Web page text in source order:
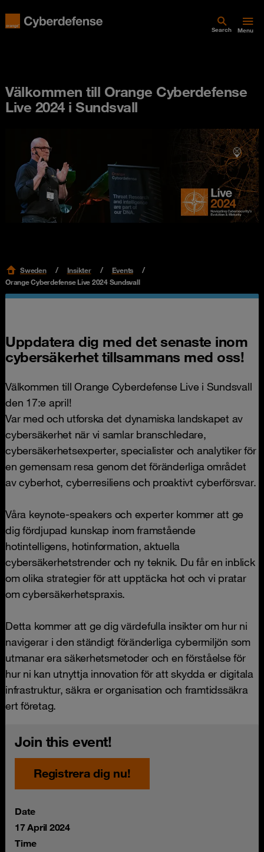
Search Menu
Välkommen till Orange Cyberdefense
Live 2024 i Sundsvall
Sweden Insikter
Events
Orange Cyberdefense Live 2024 Sundsvall
Uppdatera dig med det senaste inom
cybersäkerhet tillsammans med oss!
Välkommen till Orange Cyberdefense Live i Sundsvall
den 17:e april!
Var med och utforska det dynamiska landskapet av
cybersäkerhet när vi samlar branschledare,
cybersäkerhetsexperter, specialister och analytiker för
en gemensam resa genom det föränderliga området
av cyberhot, cyberresiliens och proaktivt cyberförsvar.
Våra keynote-speakers och experter kommer att ge
dig fördjupad kunskap inom framstående
hotintelligens, hotinformation, aktuella
cybersäkerhetstrender och ny teknik. Du får en inblick
om olika strategier för att upptäcka hot och vi pratar
om cybersäkerhetspraxis.
Detta kommer att ge dig värdefulla insikter om hur ni
navigerar i den ständigt föränderliga cybermiljön som
utmanar era säkerhetsmetoder och en förståelse för
hur ni kan utnyttja innovation för att skydda er digitala
infrastruktur, säkra er organisation och framtidssäkra
ert företag.
Join this event!
Registrera dig nu!
Date
17 April 2024
Time